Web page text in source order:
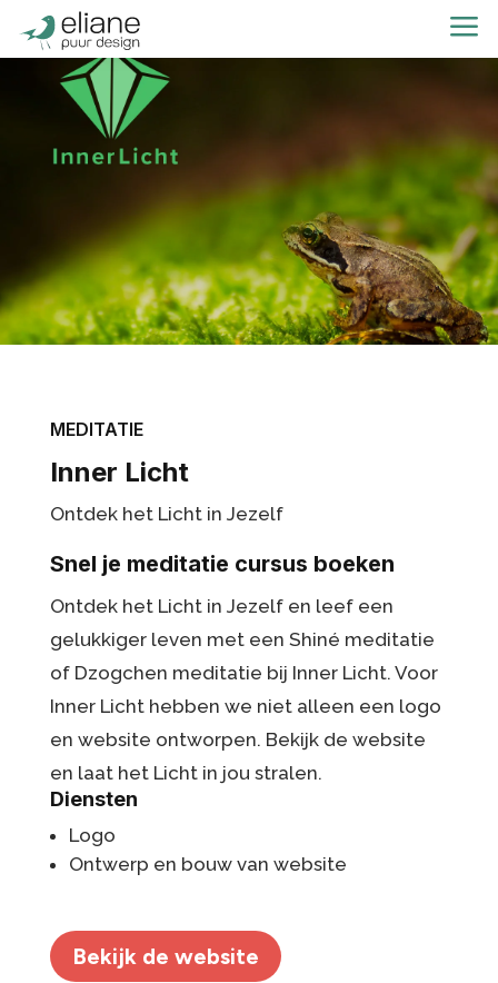
a
MEDITATIE
Inner Licht
Ontdek het Licht in Jezelf
Snel je meditatie cursus boeken
Ontdek het Licht in Jezelf en leef een
gelukkiger leven met een Shiné meditatie
of Dzogchen meditatie bij Inner Licht. Voor
Inner Licht hebben we niet alleen een logo
en website ontworpen. Bekijk de website
en laat het Licht in jou stralen.
Diensten
Logo
Ontwerp en bouw van website
Bekijk de website